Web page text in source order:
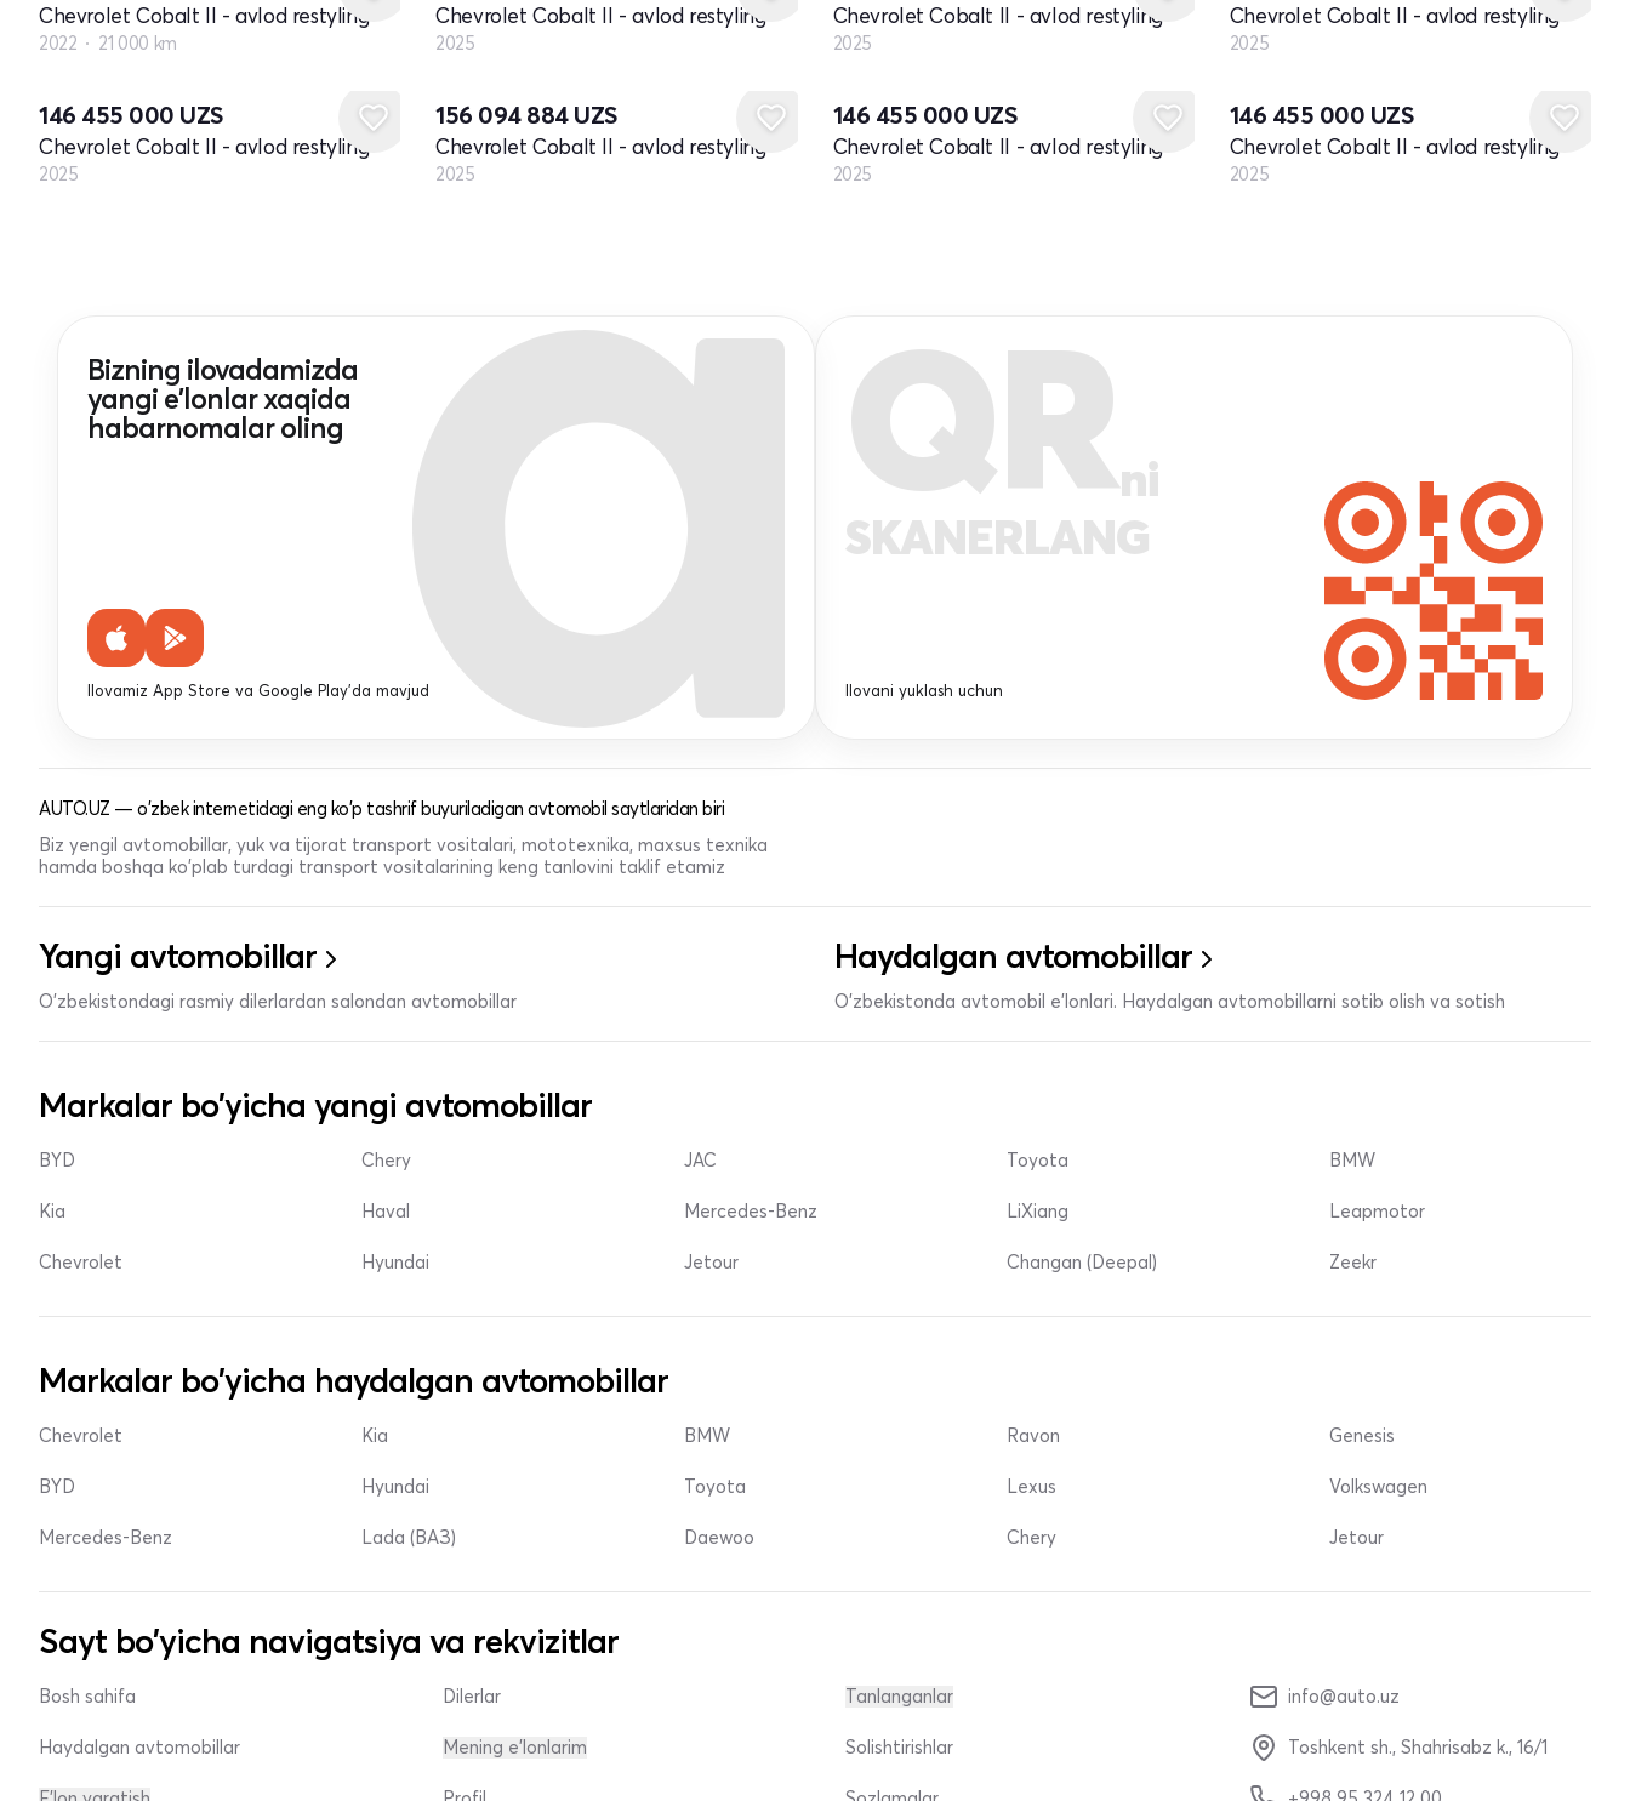
Chevrolet Cobalt II - avlod restyling
2022 21 000 km
Chevrolet Cobalt II - avlod restyling
2025
Chevrolet Cobalt II - avlod restyling
2025
Chevrolet Cobalt II - avlod restyling
2025
146 455 000 UZS
Chevrolet Cobalt II - avlod restyling
2025
156 094 884 UZS
Chevrolet Cobalt II - avlod restyling
2025
146 455 000 UZS
Chevrolet Cobalt II - avlod restyling
2025
146 455 000 UZS
Chevrolet Cobalt II - avlod restyling
2025
Bizning ilovadamizda
yangi e'lonlar xaqida
habarnomalar oling
Ilovamiz App Store va Google Play'da mavjud
QRni
SKANERLANG
Ilovani yuklash uchun
AUTO.UZ — o'zbek internetidagi eng ko'p tashrif buyuriladigan avtomobil saytlaridan biri
Biz yengil avtomobillar, yuk va tijorat transport vositalari, mototexnika, maxsus texnika
hamda boshqa ko'plab turdagi transport vositalarining keng tanlovini taklif etamiz
Yangi avtomobillar
O'zbekistondagi rasmiy dilerlardan salondan avtomobillar
Haydalgan avtomobillar
O'zbekistonda avtomobil e’lonlari. Haydalgan avtomobillarni sotib olish va sotish
Markalar bo'yicha yangi avtomobillar
BYD
Kia
Chevrolet
Chery
Haval
Hyundai
JAC
Mercedes-Benz
Jetour
Toyota
LiXiang
Changan (Deepal)
BMW
Leapmotor
Zeekr
Markalar bo'yicha haydalgan avtomobillar
Chevrolet
BYD
Mercedes-Benz
Kia
Hyundai
Lada (ВАЗ)
BMW
Toyota
Daewoo
Ravon
Lexus
Chery
Genesis
Volkswagen
Jetour
Sayt bo'yicha navigatsiya va rekvizitlar
Bosh sahifa
Haydalgan avtomobillar
Dilerlar
Mening e'lonlarim
Tanlanganlar
Solishtirishlar
info@auto.uz
Toshkent sh., Shahrisabz k., 16/1